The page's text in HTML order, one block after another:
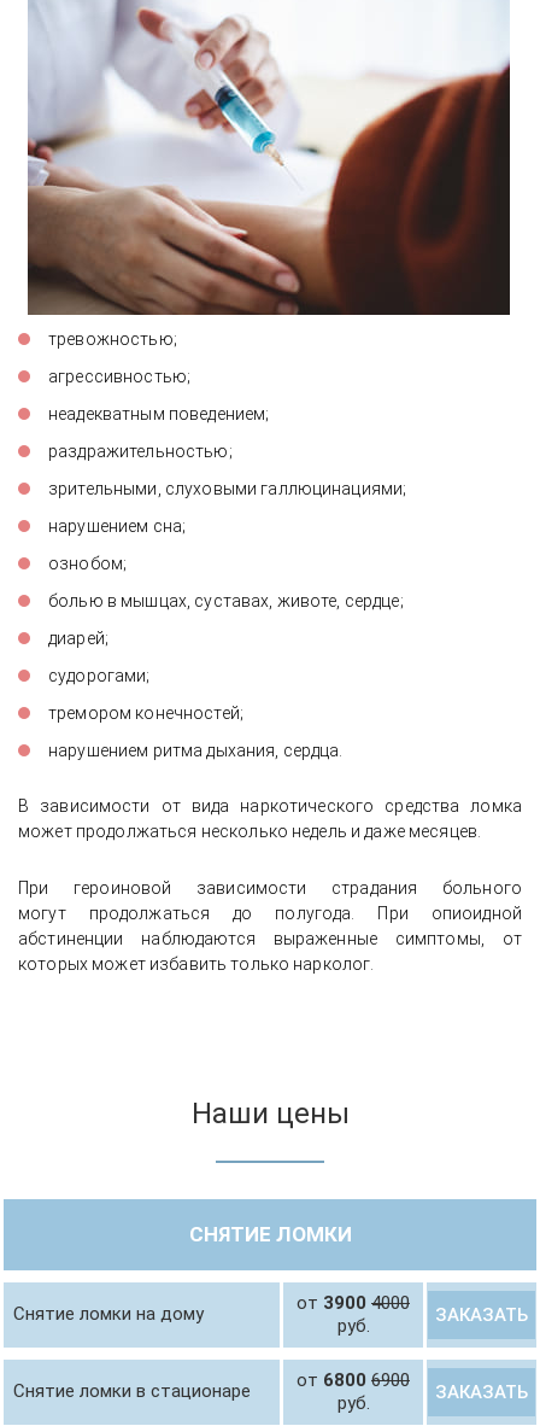
тревожностью;
агрессивностью;
неадекватным поведением;
раздражительностью;
зрительными, слуховыми галлюцинациями;
нарушением сна;
ознобом;
болью в мышцах, суставах, животе, сердце;
диарей;
судорогами;
тремором конечностей;
нарушением ритма дыхания, сердца.
В зависимости от вида наркотического средства ломка
может продолжаться несколько недель и даже месяцев.
При героиновой зависимости страдания больного
могут продолжаться до полугода. При опиоидной
абстиненции наблюдаются выраженные симптомы, от
которых может избавить только нарколог.
Наши цены
СНЯТИЕ ЛОМКИ
Снятие ломки на дому от 3900 4000
руб.
ЗАКАЗАТЬ
Снятие ломки в стационаре от 6800 6900
руб.
ЗАКАЗАТЬ